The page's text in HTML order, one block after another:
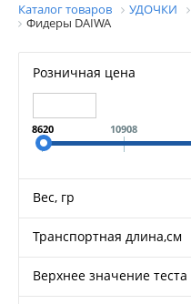
Каталог товаров УДОЧКИ
Фидеры DAIWA
Розничная цена
8620 10908
Вес, гр
Транспортная длина,см
Верхнее значение теста